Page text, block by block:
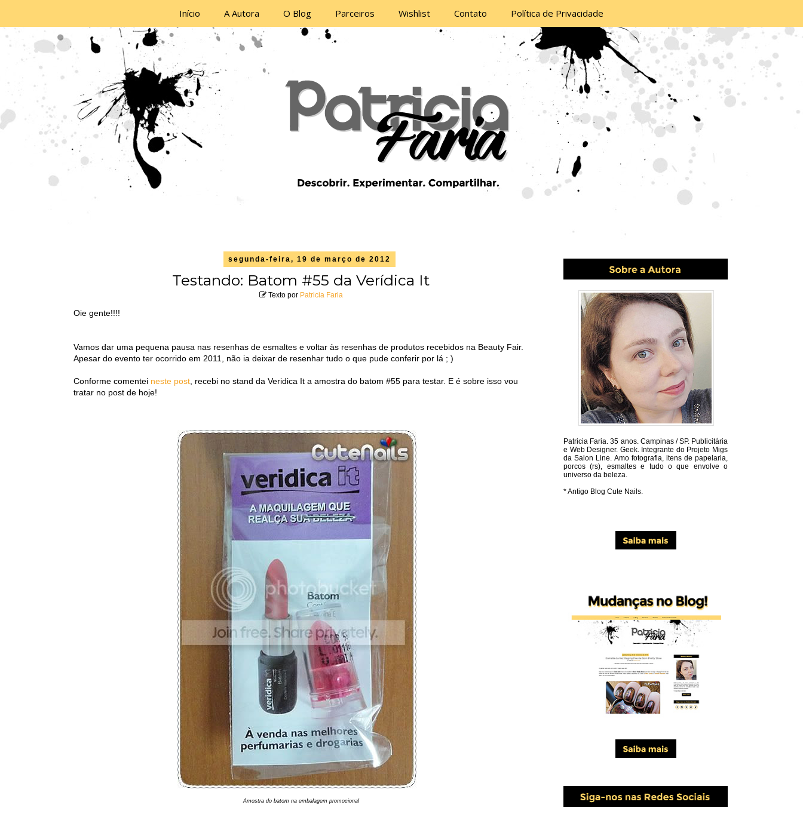
Início A Autora O Blog Parceiros Wishlist Contato Política de Privacidade
segunda-feira, 19 de março de 2012
Testando: Batom #55 da Verídica It
Texto por Patricia Faria
Oie gente!!!!
Vamos dar uma pequena pausa nas resenhas de esmaltes e voltar às resenhas de produtos recebidos na Beauty Fair.
Apesar do evento ter ocorrido em 2011, não ia deixar de resenhar tudo o que pude conferir por lá ; )
Conforme comentei neste post , recebi no stand da Veridica It a amostra do batom #55 para testar. E é sobre isso vou
tratar no post de hoje!
Amostra do batom na embalagem promocional
Patricia Faria.35 anos. Campinas / SP. Publicitária
e Web Designer. Geek. Integrante do Projeto Migs
da Salon Line. Amo fotografia, itens de papelaria,
porcos (rs), esmaltes e tudo o que envolve o
universo da beleza.
* Antigo Blog Cute Nails.